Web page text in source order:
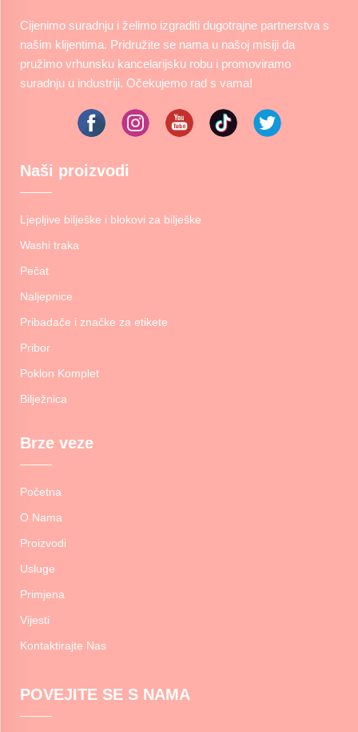
Cijenimo suradnju i želimo izgraditi dugotrajne partnerstva s
našim klijentima. Pridružite se nama u našoj misiji da
pružimo vrhunsku kancelarijsku robu i promoviramo
suradnju u industriji. Očekujemo rad s vama!
Naši proizvodi
Ljepljive bilješke i blokovi za bilješke
Washi traka
Pečat
Naljepnice
Pribadače i značke za etikete
Pribor
Poklon Komplet
Bilježnica
Brze veze
Početna
O Nama
Proizvodi
Usluge
Primjena
Vijesti
Kontaktirajte Nas
POVEJITE SE S NAMA